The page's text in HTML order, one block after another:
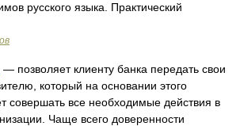
русского языка. Практический
— позволяет клиенту банка передать свои
который на основании этого
совершать все необходимые действия в
Чаще всего доверенности